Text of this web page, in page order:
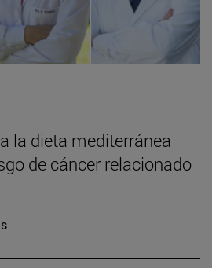
la dieta mediterránea
de cáncer relacionado